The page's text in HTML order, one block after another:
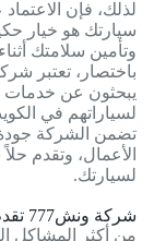
سيارتك هو خيار
وتأمين سلامتك
يبحثون عن خدمات
لسياراتهم في
تضمن الشركة جودة
الأعمال، وتقدم
لسيارتك.
شركة ونش777 تقدم خدمة انقاذ السيارات على الطرق
من أكثر المشاكل